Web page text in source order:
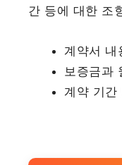
간 등에 대한 조
계약서 내
보증금과
계약 기간